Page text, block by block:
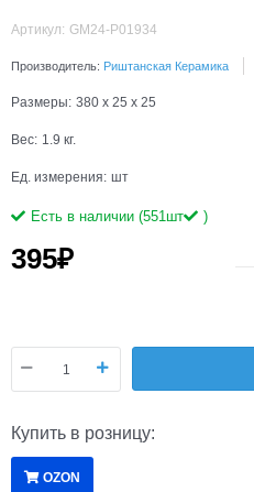
Артикул: GM24-P01934
Производитель: Риштанская Керамика
Размеры: 380 x 25 x 25
Вес: 1.9 кг.
Ед. измерения: шт
Есть в наличии (551шт )
395₽
Купить в розницу:
OZON